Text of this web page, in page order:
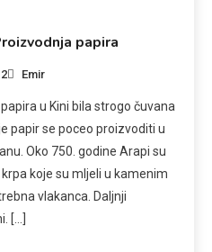
papira
Emir
u Kini bila strogo čuvana
papir se poceo proizvoditi u
Oko 750. godine Arapi su
koje su mljeli u kamenim
vlakanca. Daljnji
[…]